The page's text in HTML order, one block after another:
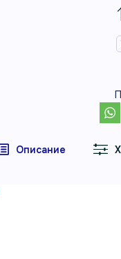
Описание